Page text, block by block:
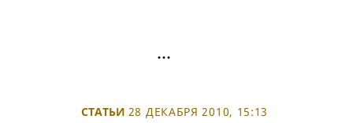
СТАТЬИ 28 ДЕКАБРЯ 2010, 15:13